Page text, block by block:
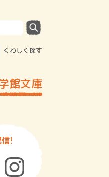
くわしく探す
館文庫
信!